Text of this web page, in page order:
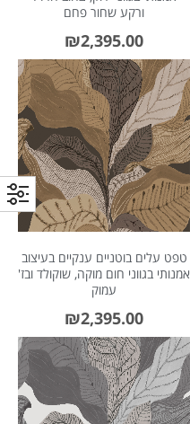
ורקע שחור פחם
₪2,395.00
טפט עלים בוטניים ענקיים בעיצוב
אמנותי בגווני חום מוקה, שוקולד ובז'
עמוק
₪2,395.00